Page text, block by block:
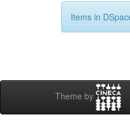
Items in
Theme by